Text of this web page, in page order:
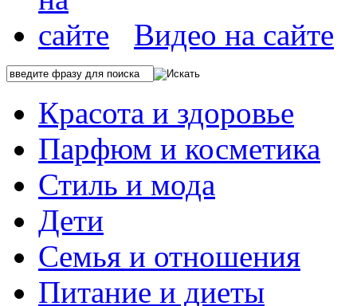
Видео на сайте
Красота и здоровье
Парфюм и косметика
Стиль и мода
Дети
Семья и отношения
Питание и диеты